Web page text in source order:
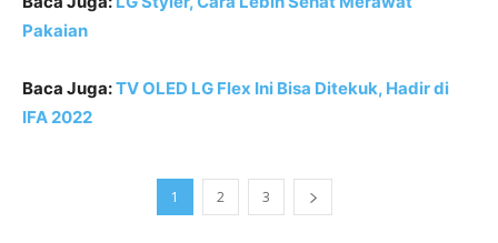
Pakaian
Baca Juga:TV OLED LG Flex Ini Bisa Ditekuk, Hadir di
IFA 2022
1 2 3